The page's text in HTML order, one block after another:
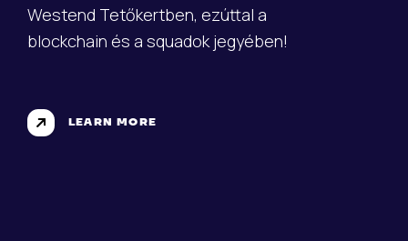
Westend Tetőkertben, ezúttal a
blockchain és a squadok jegyében!
LEARN MORE